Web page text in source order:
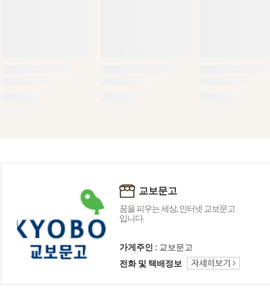
교보문고
꿈을 피우는 세상, 인터넷 교보문고
입니다.
가게주인 : 교보문고
전화 및 택배정보